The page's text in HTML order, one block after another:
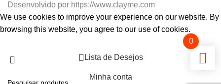
Desenvolvido por https://www.clayme.com
We use cookies to improve your experience on our website. By
browsing this website, you agree to our use of cookies.
Lista de Desejos
Minha conta
0